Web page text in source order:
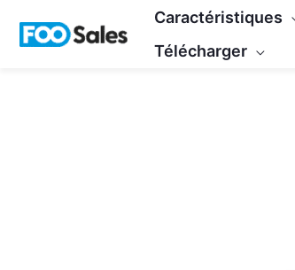
Caractéristiques
Télécharger